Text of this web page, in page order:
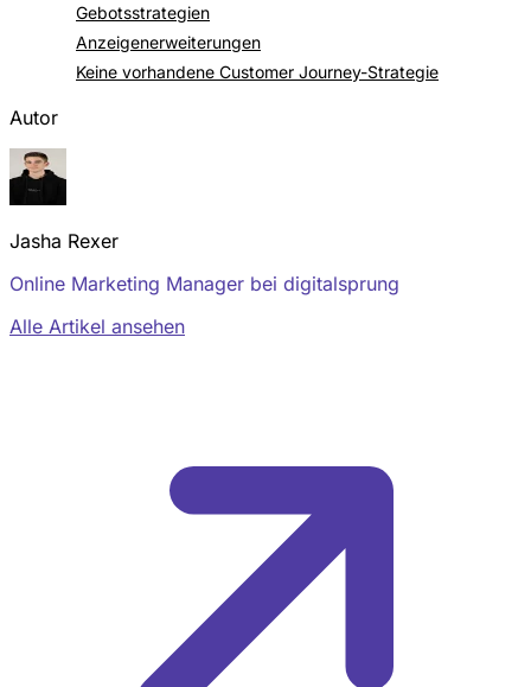
Gebotsstrategien
Anzeigenerweiterungen
Keine vorhandene Customer Journey-Strategie
Autor
Jasha Rexer
Online Marketing Manager bei digitalsprung
Alle Artikel ansehen